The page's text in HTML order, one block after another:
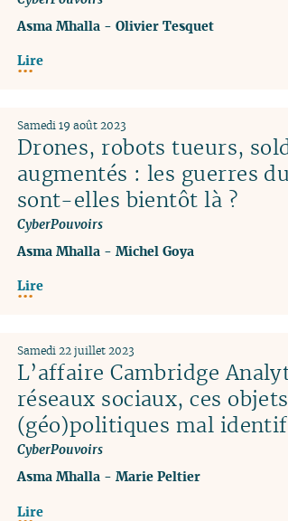
Asma Mhalla- Olivier Tesquet
Lire
Drones, robots tueurs,
augmentés : les guerres
sont-elles bientôt là ?
CyberPouvoirs
Samedi 19 août 2023
Asma Mhalla- Michel Goya
Lire
L’affaire Cambridge
réseaux sociaux, ces objets
(géo)politiques mal
CyberPouvoirs
Samedi 22 juillet 2023
Asma Mhalla- Marie Peltier
Lire